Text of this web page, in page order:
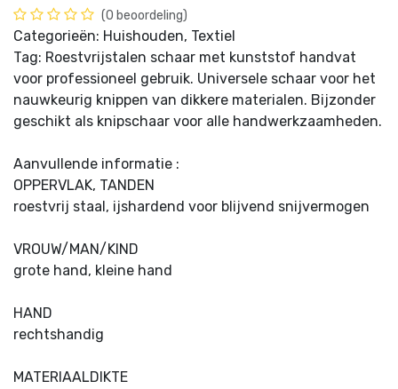
(0 beoordeling)
Categorieën: Huishouden, Textiel
Tag: Roestvrijstalen schaar met kunststof handvat
voor professioneel gebruik. Universele schaar voor het
nauwkeurig knippen van dikkere materialen. Bijzonder
geschikt als knipschaar voor alle handwerkzaamheden.
Aanvullende informatie :
OPPERVLAK, TANDEN
roestvrij staal, ijshardend voor blijvend snijvermogen
VROUW/MAN/KIND
grote hand, kleine hand
HAND
rechtshandig
MATERIAALDIKTE